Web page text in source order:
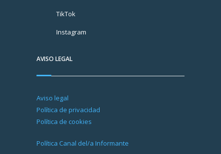
TikTok
Instagram
AVISO LEGAL
Aviso legal
Política de privacidad
Política de cookies
Política Canal del/a Informante